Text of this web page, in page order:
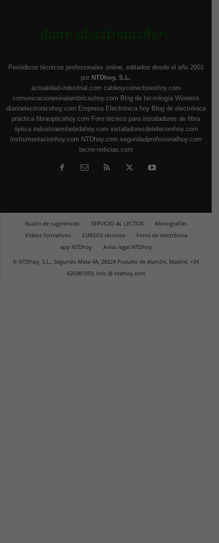
Periódicos técnicos profesionales online, editados desde el año 2001
por NTDhoy, S.L.
actualidad-industrial.com cablesyconectoreshoy.com
comunicacionesinalambricashoy.com Blog de tecnología Wireless
diarioelectronicohoy.com Empresa Electrónica hoy Blog de electrónica
práctica fibraopticahoy.com Foro técnico para instaladores de fibra
óptica industriaembebidahoy.com instaladoresdetelecomhoy.com
instrumentacionhoy.com NTDhoy.com seguridadprofesionalhoy.com
tecno-noticias.com
Buzón de sugerencias SERVICIO AL LECTOR
Monografías
Vídeos formativos
CURSOS técnicos
Foros de electrónica
app NTDhoy
Aviso legal NTDhoy
© NTDhoy, S.L., Segundo Mata 4A, 28224 Pozuelo de Alarcón, Madrid, +34
626981059, info @ ntdhoy.com